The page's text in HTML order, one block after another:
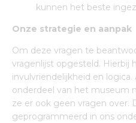
kunnen het beste
Onze strategie en aanpak
Om deze vragen te
vragenlijst opgesteld. Hierbij
invulvriendelijkheid en
onderdeel van het museum
ze er ook geen vragen over.
geprogrammeerd in ons